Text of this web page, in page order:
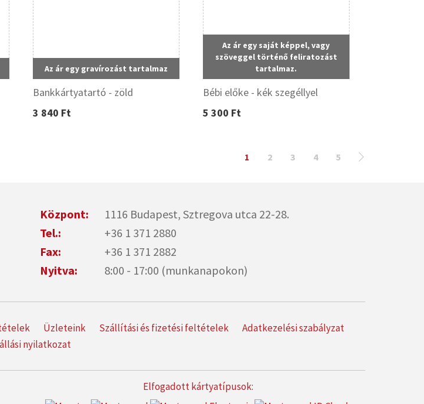
Az ár egy gravírozást tartalmaz
Bankkártyatartó - zöld
3 840 Ft
Az ár egy saját képpel, vagy
szöveggel történő feliratozást
tartalmaz.
Bébi előke - kék szegéllyel
5 300 Ft
1 2 3 4 5
Központ: 1116 Budapest, Sztregova utca 22-28.
Tel.:
+36 1 371 2880
Fax:
+36 1 371 2882
Nyitva:
8:00 - 17:00 (munkanapokon)
Üzleteink Szállítási és fizetési feltételek
Adatkezelési szabályzat
nyilatkozat
Elfogadott kártyatípusok: